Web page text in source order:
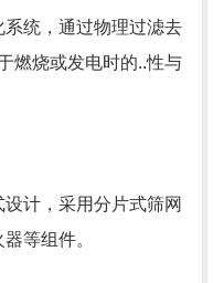
统，通过物理过滤去
燃烧或发电时的..性与
计，采用分片式筛网
等组件。